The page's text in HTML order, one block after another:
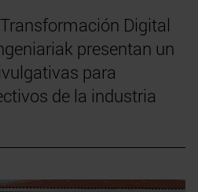
Digital
presentan un
para
de la industria